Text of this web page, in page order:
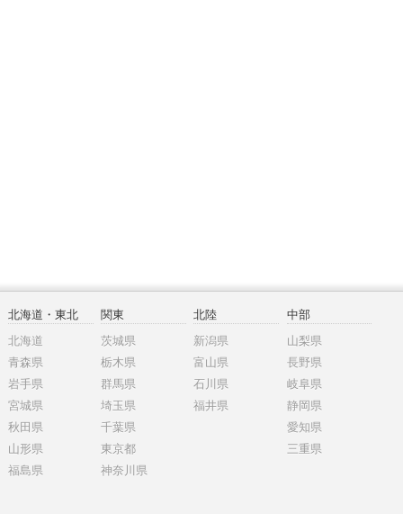
北海道・東北
北海道
青森県
岩手県
宮城県
秋田県
山形県
福島県
関東
茨城県
栃木県
群馬県
埼玉県
千葉県
東京都
神奈川県
北陸
新潟県
富山県
石川県
福井県
中部
山梨県
長野県
岐阜県
静岡県
愛知県
三重県